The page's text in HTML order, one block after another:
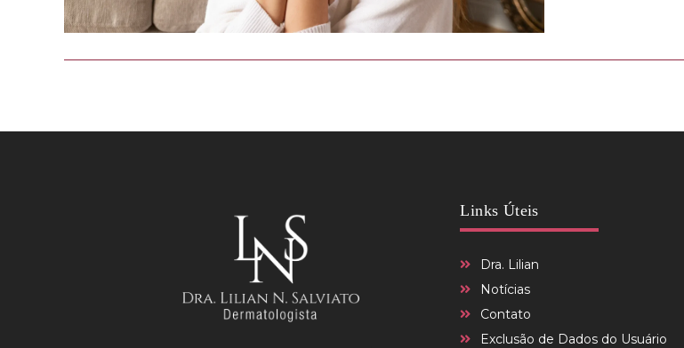
Links Úteis
Dra. Lilian
Notícias
Contato
Exclusão de Dados do Usuário